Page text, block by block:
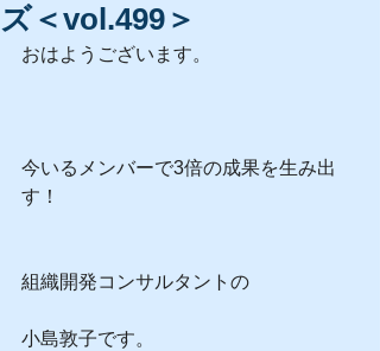
ズ＜vol.499＞
おはようございます。
今いるメンバーで3倍の成果を生み出
す！
組織開発コンサルタントの
小島敦子です。